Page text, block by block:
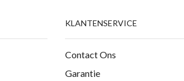
KLANTENSERVICE
Contact Ons
Garantie